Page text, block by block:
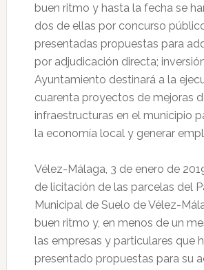
buen ritmo y hasta la fecha se
dos de ellas por concurso
presentadas propuestas para
por adjudicación directa;
Ayuntamiento destinará a la
cuarenta proyectos de mejoras
infraestructuras en el municipio
la economía local y generar
Vélez-Málaga, 3 de enero de
de licitación de las parcelas del
Municipal de Suelo de Vélez-
buen ritmo y, en menos de un
las empresas y particulares que
presentado propuestas para su